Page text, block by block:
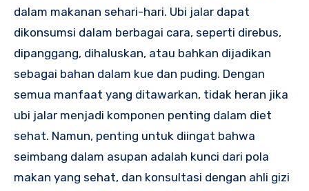
dalam makanan sehari-hari. Ubi jalar dapat
dikonsumsi dalam berbagai cara, seperti direbus,
dipanggang, dihaluskan, atau bahkan dijadikan
sebagai bahan dalam kue dan puding. Dengan
semua manfaat yang ditawarkan, tidak heran jika
ubi jalar menjadi komponen penting dalam diet
sehat. Namun, penting untuk diingat bahwa
seimbang dalam asupan adalah kunci dari pola
makan yang sehat, dan konsultasi dengan ahli gizi